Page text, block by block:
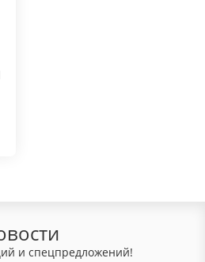
и спецпредложений!